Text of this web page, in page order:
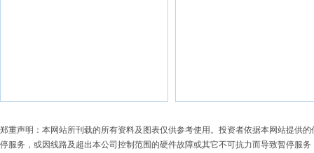
郑重声明：本网站所刊载的所有资料及图表仅供参考使用。投资者依据本网站提供
停服务，或因线路及超出本公司控制范围的硬件故障或其它不可抗力而导致暂停服